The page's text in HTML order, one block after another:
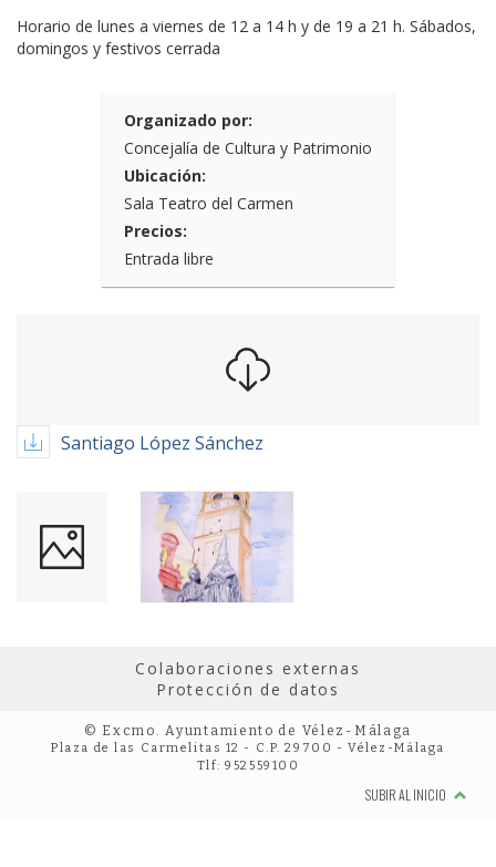
Horario de lunes a viernes de 12 a 14 h y de 19 a 21 h. Sábados,
domingos y festivos cerrada
Organizado por:
Concejalía de Cultura y Patrimonio
Ubicación:
Sala Teatro del Carmen
Precios:
Entrada libre
Santiago López Sánchez
Colaboraciones externas
Protección de datos
© Excmo. Ayuntamiento de Vélez-Málaga
Plaza de las Carmelitas 12 - C.P. 29700 - Vélez-Málaga
Tlf: 952559100
SUBIR AL INICIO